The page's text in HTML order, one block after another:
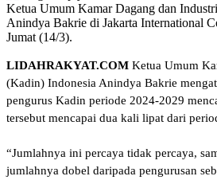
Ketua Umum Kamar Dagang dan
Anindya Bakrie di Jakarta International
Jumat (14/3).
LIDAHRAKYAT.COM Ketua Umum
(Kadin) Indonesia Anindya Bakrie
pengurus Kadin periode 2024-2029
tersebut mencapai dua kali lipat dari
“Jumlahnya ini percaya tidak percaya,
jumlahnya dobel daripada pengurusan